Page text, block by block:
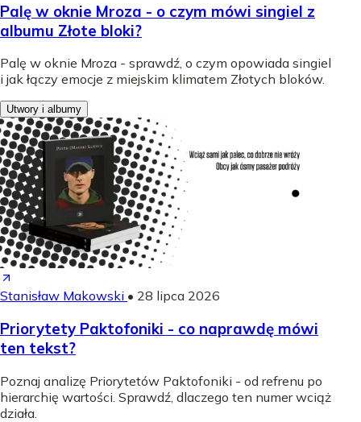
Palę w oknie Mroza - o czym mówi singiel z
albumu Złote bloki?
Palę w oknie Mroza - sprawdź, o czym opowiada singiel
i jak łączy emocje z miejskim klimatem Złotych bloków.
Utwory i albumy
Stanisław Makowski • 28 lipca 2026
Priorytety Paktofoniki - co naprawdę mówi
ten tekst?
Poznaj analizę Priorytetów Paktofoniki - od refrenu po
hierarchię wartości. Sprawdź, dlaczego ten numer wciąż
działa.